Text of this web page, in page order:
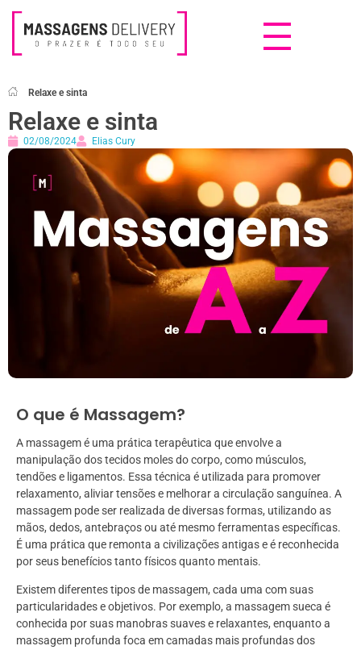
Relaxe e sinta
Relaxe e sinta
02/08/2024 Elias Cury
O que é Massagem?
A massagem é uma prática terapêutica que envolve a
manipulação dos tecidos moles do corpo, como músculos,
tendões e ligamentos. Essa técnica é utilizada para promover
relaxamento, aliviar tensões e melhorar a circulação sanguínea. A
massagem pode ser realizada de diversas formas, utilizando as
mãos, dedos, antebraços ou até mesmo ferramentas específicas.
É uma prática que remonta a civilizações antigas e é reconhecida
por seus benefícios tanto físicos quanto mentais.
Existem diferentes tipos de massagem, cada uma com suas
particularidades e objetivos. Por exemplo, a massagem sueca é
conhecida por suas manobras suaves e relaxantes, enquanto a
massagem profunda foca em camadas mais profundas dos